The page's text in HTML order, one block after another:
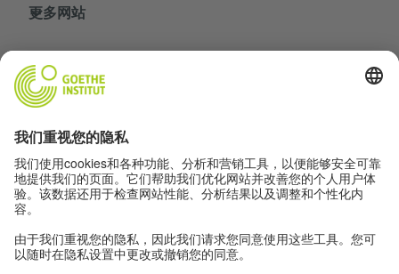
更多网站
免费练习德语
歌德学院的德语课程
隐私与无障碍
隐私设置